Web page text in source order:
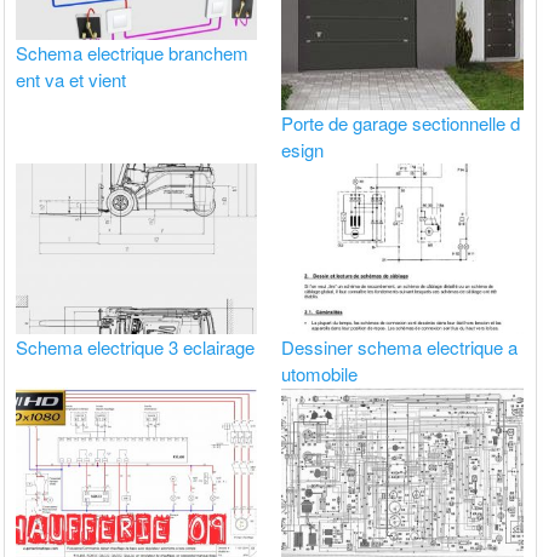
Schema electrique branchem
ent va et vient
Porte de garage sectionnelle d
esign
Schema electrique 3 eclairage
Dessiner schema electrique a
utomobile